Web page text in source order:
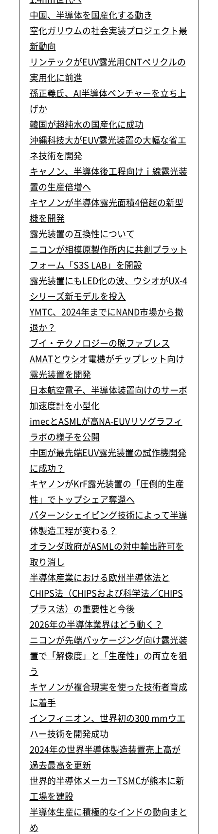
中国、半導体を国産化する動き
窒化ガリウムの社会実装プロジェクト最
新動向
リンテックがEUV露光用CNTペリクルの
実用化に前進
孫正義氏、AI半導体ベンチャーを立ち上
げか
韓国が超純水の国産化に成功
沖縄科技大がEUV露光装置の大幅な省エ
ネ技術を開発
キャノン、半導体後工程向けｉ線露光装
置の生産倍増へ
キヤノンが半導体露光面積4倍超の新型
機を開発
露光装置の互換性について
ニコンが相模原製作所内に共創プラット
フォーム「S3S LAB」を開設
露光装置にもLED化の波、ウシオがUX-4
シリーズ新モデルを投入
YMTC、2024年までにNAND市場から撤
退か？
ブイ・テクノロジーの脱ファブレス
AMATとウシオ電機がチップレット向け
露光装置を開発
日本航空電子、半導体装置向けのサーボ
加速度計を小型化
imecとASMLが高NA-EUVリソグラフィ
ラボの様子を公開
中国が最先端EUV露光装置の試作機開発
に成功？
キヤノンがKrF露光装置の「圧倒的生産
性」でトップシェア奪還へ
パターンシェイピング技術によって半導
体製造工程が変わる？
オランダ政府がASMLの対中輸出許可を
取り消し
半導体産業における欧州半導体法と
CHIPS法（CHIPSおよび科学法／CHIPS
プラス法）の重要性と今後
2026年の半導体業界はどう動く？
ニコンが先端パッケージング向け露光装
置で「解像度」と「生産性」の両立を狙
う
キヤノンが複合現実を使った技術者育成
に着手
インフィニオン、世界初の300 mmウエ
ハー技術を開発成功
2024年の世界半導体製造装置売上高が
過去最高を更新
世界的半導体メーカーTSMCが熊本に新
工場を建設
半導体生産に積極的なインドの動向まと
め